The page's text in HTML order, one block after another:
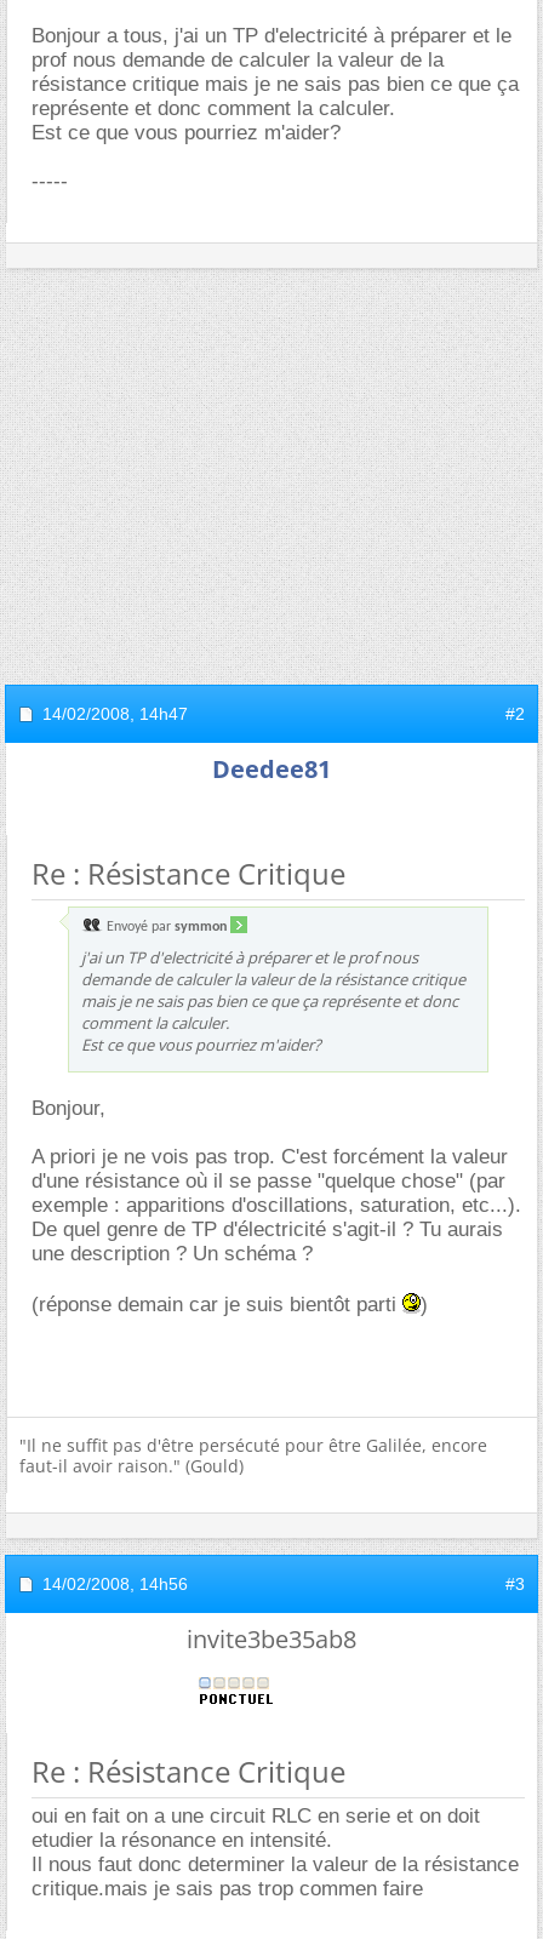
Bonjour a tous, j'ai un TP d'electricité à préparer et le
prof nous demande de calculer la valeur de la
résistance critique mais je ne sais pas bien ce que ça
représente et donc comment la calculer.
Est ce que vous pourriez m'aider?
-----
14/02/2008, 14h47 #2
Deedee81
Re : Résistance Critique
Envoyé par symmon
j'ai un TP d'electricité à préparer et le prof nous
demande de calculer la valeur de la résistance critique
mais je ne sais pas bien ce que ça représente et donc
comment la calculer.
Est ce que vous pourriez m'aider?
Bonjour,
A priori je ne vois pas trop. C'est forcément la valeur
d'une résistance où il se passe "quelque chose" (par
exemple : apparitions d'oscillations, saturation, etc...).
De quel genre de TP d'électricité s'agit-il ? Tu aurais
une description ? Un schéma ?
(réponse demain car je suis bientôt parti )
"Il ne suffit pas d'être persécuté pour être Galilée, encore
faut-il avoir raison." (Gould)
14/02/2008, 14h56 #3
invite3be35ab8
Re : Résistance Critique
oui en fait on a une circuit RLC en serie et on doit
etudier la résonance en intensité.
Il nous faut donc determiner la valeur de la résistance
critique.mais je sais pas trop commen faire